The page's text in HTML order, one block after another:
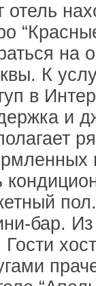
отель
на
К
в
и
бар. Из
Гости